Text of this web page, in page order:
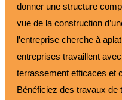
donner une structure
vue de la construction
l’entreprise cherche à
entreprises travaillent
terrassement efficaces et
Bénéficiez des travaux de